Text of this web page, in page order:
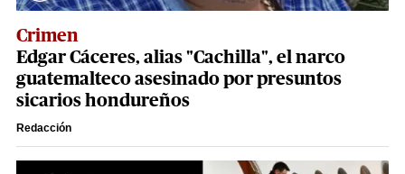
Crimen
Edgar Cáceres, alias "Cachilla", el narco
guatemalteco asesinado por presuntos
sicarios hondureños
Redacción